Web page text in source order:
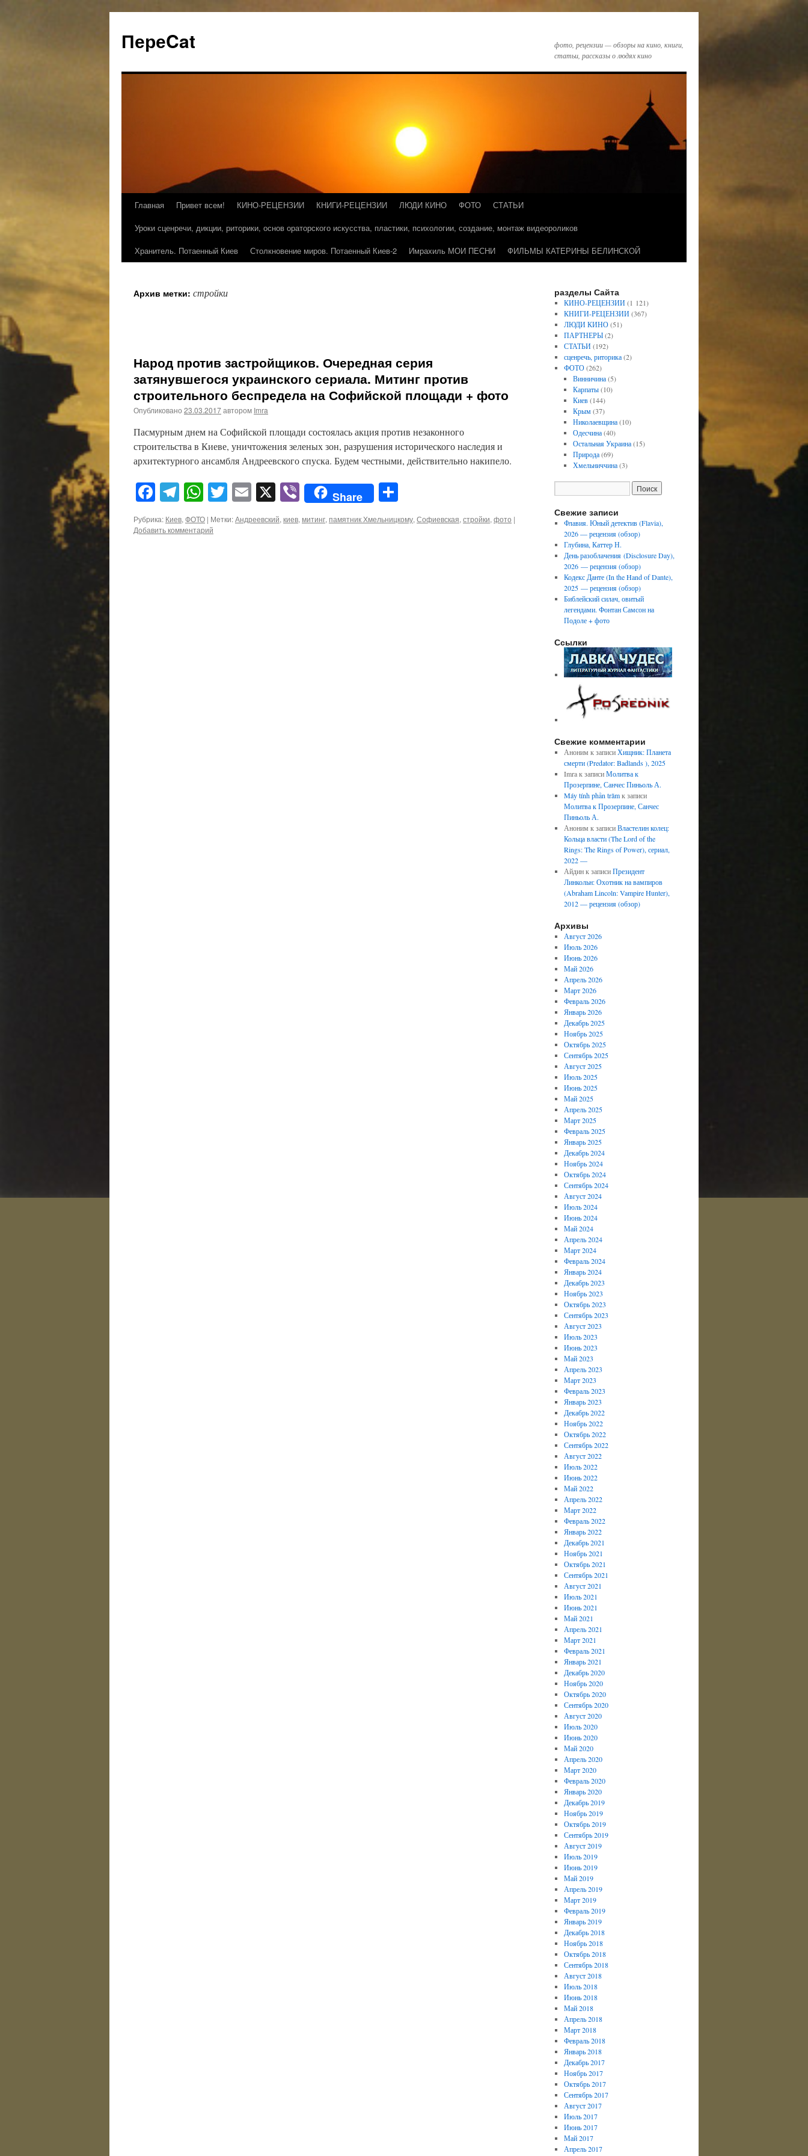
ПереCat
фото, рецензии — обзоры на кино, книги,
статьи, рассказы о людях кино
Главная Привет всем! КИНО-РЕЦЕНЗИИ КНИГИ-РЕЦЕНЗИИ ЛЮДИ КИНО ФОТО
СТАТЬИ
Уроки сценречи, дикции, риторики, основ ораторского искусства, пластики, психологии, создание, монтаж видеороликов
Хранитель. Потаенный Киев
Столкновение миров. Потаенный Киев-2 Имрахиль МОИ ПЕСНИ ФИЛЬМЫ КАТЕРИНЫ БЕЛИНСКОЙ
Архив метки: стройки
Народ против застройщиков. Очередная серия
затянувшегося украинского сериала. Митинг против
строительного беспредела на Софийской площади + фото
Опубликовано 23.03.2017автором Imra
Пасмурным днем на Софийской площади состоялась акция против незаконного
строительства в Киеве, уничтожения зеленых зон, разрушения исторического наследия и
архитектурного ансамбля Андреевского спуска. Будем честными, действительно накипело.
Facebook
Telegram
WhatsApp
Twitter
Email
X ViberShare
Рубрика: Киев,ФОТО | Метки:Андреевский,киев,митинг,памятник Хмельницкому,Софиевская,стройки,фото |
Добавить комментарий
разделы Сайта
КИНО-РЕЦЕНЗИИ(1 121)
КНИГИ-РЕЦЕНЗИИ(367)
ЛЮДИ КИНО(51)
ПАРТНЕРЫ(2)
СТАТЬИ(192)
сценречь, риторика(2)
ФОТО(262)
Винничина(5)
Карпаты(10)
Киев(144)
Крым(37)
Николаевщина(10)
Одесчина(40)
Остальная Украина(15)
Природа(69)
Хмельниччина(3)
Свежие записи
Флавия. Юный детектив (Flavia),
2026 — рецензия (обзор)
Глубина, Каттер Н.
День разоблачения (Disclosure Day),
2026 — рецензия (обзор)
Кодекс Данте (In the Hand of Dante),
2025 — рецензия (обзор)
Библейский силач, овитый
легендами. Фонтан Самсон на
Подоле + фото
Ссылки
Свежие комментарии
Аноним к записиХищник: Планета
смерти (Predator: Badlands ), 2025
Imraк записиМолитва к
Прозерпине, Санчес Пиньоль А.
Máy tính phần trămк записи
Молитва к Прозерпине, Санчес
Пиньоль А.
Аноним к записиВластелин колец:
Кольца власти (The Lord of the
Rings: The Rings of Power), сериал,
2022 —
Айдинк записиПрезидент
Линкольн: Охотник на вампиров
(Abraham Lincoln: Vampire Hunter),
2012 — рецензия (обзор)
Архивы
Август 2026
Июль 2026
Июнь 2026
Май 2026
Апрель 2026
Март 2026
Февраль 2026
Январь 2026
Декабрь 2025
Ноябрь 2025
Октябрь 2025
Сентябрь 2025
Август 2025
Июль 2025
Июнь 2025
Май 2025
Апрель 2025
Март 2025
Февраль 2025
Январь 2025
Декабрь 2024
Ноябрь 2024
Октябрь 2024
Сентябрь 2024
Август 2024
Июль 2024
Июнь 2024
Май 2024
Апрель 2024
Март 2024
Февраль 2024
Январь 2024
Декабрь 2023
Ноябрь 2023
Октябрь 2023
Сентябрь 2023
Август 2023
Июль 2023
Июнь 2023
Май 2023
Апрель 2023
Март 2023
Февраль 2023
Январь 2023
Декабрь 2022
Ноябрь 2022
Октябрь 2022
Сентябрь 2022
Август 2022
Июль 2022
Июнь 2022
Май 2022
Апрель 2022
Март 2022
Февраль 2022
Январь 2022
Декабрь 2021
Ноябрь 2021
Октябрь 2021
Сентябрь 2021
Август 2021
Июль 2021
Июнь 2021
Май 2021
Апрель 2021
Март 2021
Февраль 2021
Январь 2021
Декабрь 2020
Ноябрь 2020
Октябрь 2020
Сентябрь 2020
Август 2020
Июль 2020
Июнь 2020
Май 2020
Апрель 2020
Март 2020
Февраль 2020
Январь 2020
Декабрь 2019
Ноябрь 2019
Октябрь 2019
Сентябрь 2019
Август 2019
Июль 2019
Июнь 2019
Май 2019
Апрель 2019
Март 2019
Февраль 2019
Январь 2019
Декабрь 2018
Ноябрь 2018
Октябрь 2018
Сентябрь 2018
Август 2018
Июль 2018
Июнь 2018
Май 2018
Апрель 2018
Март 2018
Февраль 2018
Январь 2018
Декабрь 2017
Ноябрь 2017
Октябрь 2017
Сентябрь 2017
Август 2017
Июль 2017
Июнь 2017
Май 2017
Апрель 2017